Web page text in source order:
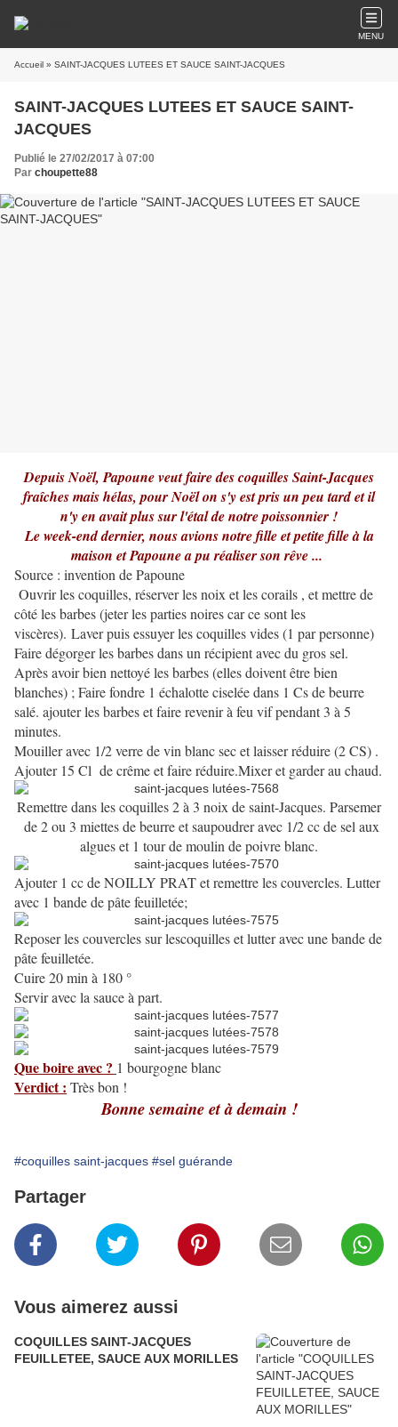
MENU
Accueil » SAINT-JACQUES LUTEES ET SAUCE SAINT-JACQUES
SAINT-JACQUES LUTEES ET SAUCE SAINT-
JACQUES
Publié le 27/02/2017 à 07:00
Par choupette88
Depuis Noël, Papoune veut faire des coquilles Saint-Jacques
fraîches mais hélas, pour Noël on s'y est pris un peu tard et il
n'y en avait plus sur l'étal de notre poissonnier !
Le week-end dernier, nous avions notre fille et petite fille à la
maison et Papoune a pu réaliser son rêve ...
Source : invention de Papoune
Ouvrir les coquilles, réserver les noix et les corails , et mettre de
côté les barbes (jeter les parties noires car ce sont les
viscères). Laver puis essuyer les coquilles vides (1 par personne)
Faire dégorger les barbes dans un récipient avec du gros sel.
Après avoir bien nettoyé les barbes (elles doivent être bien
blanches) ; Faire fondre 1 échalotte ciselée dans 1 Cs de beurre
salé. ajouter les barbes et faire revenir à feu vif pendant 3 à 5
minutes.
Mouiller avec 1/2 verre de vin blanc sec et laisser réduire (2 CS) .
Ajouter 15 Cl de crême et faire réduire.Mixer et garder au chaud.
Remettre dans les coquilles 2 à 3 noix de saint-Jacques. Parsemer
de 2 ou 3 miettes de beurre et saupoudrer avec 1/2 cc de sel aux
algues et 1 tour de moulin de poivre blanc.
Ajouter 1 cc de NOILLY PRAT et remettre les couvercles. Lutter
avec 1 bande de pâte feuilletée;
Reposer les couvercles sur lescoquilles et lutter avec une bande de
pâte feuilletée.
Cuire 20 min à 180 °
Servir avec la sauce à part.
Que boire avec ? 1 bourgogne blanc
Verdict : Très bon !
Bonne semaine et à demain !
#coquilles saint-jacques #sel guérande
Partager
Vous aimerez aussi
COQUILLES SAINT-JACQUES
FEUILLETEE, SAUCE AUX MORILLES